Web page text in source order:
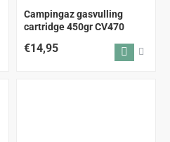
ALLEEN AFHALEN
Campingaz gasvulling
cartridge 450gr CV470
€14,95